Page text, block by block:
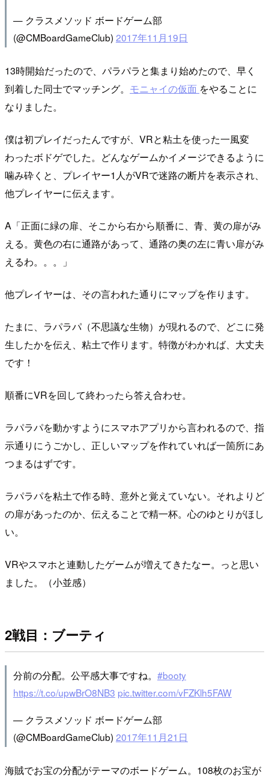
— クラスメソッド ボードゲーム部
(@CMBoardGameClub) 2017年11月19日
13時開始だったので、パラパラと集まり始めたので、早く
到着した同士でマッチング。 モニャイの仮面 をやることに
なりました。
僕は初プレイだったんですが、VRと粘土を使った一風変
わったボドゲでした。どんなゲームかイメージできるように
噛み砕くと、プレイヤー1人がVRで迷路の断片を表示され、
他プレイヤーに伝えます。
A「正面に緑の扉、そこから右から順番に、青、黄の扉がみ
える。黄色の右に通路があって、通路の奥の左に青い扉がみ
えるわ。。。」
他プレイヤーは、その言われた通りにマップを作ります。
たまに、ラパラパ（不思議な生物）が現れるので、どこに発
生したかを伝え、粘土で作ります。特徴がわかれば、大丈夫
です！
順番にVRを回して終わったら答え合わせ。
ラパラパを動かすようにスマホアプリから言われるので、指
示通りにうごかし、正しいマップを作れていれば一箇所にあ
つまるはずです。
ラパラパを粘土で作る時、意外と覚えていない。それよりど
の扉があったのか、伝えることで精一杯。心のゆとりがほし
い。
VRやスマホと連動したゲームが増えてきたなー。っと思い
ました。（小並感）
2戦目：ブーティ
分前の分配。公平感大事ですね。 #booty
https://t.co/upwBrO8NB3 pic.twitter.com/vFZKlh5FAW
— クラスメソッド ボードゲーム部
(@CMBoardGameClub) 2017年11月21日
海賊でお宝の分配がテーマのボードゲーム。108枚のお宝が